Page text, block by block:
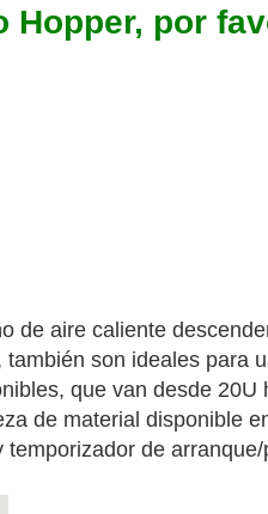
por
de aire caliente
son ideales para
que van desde
de material disponible
de